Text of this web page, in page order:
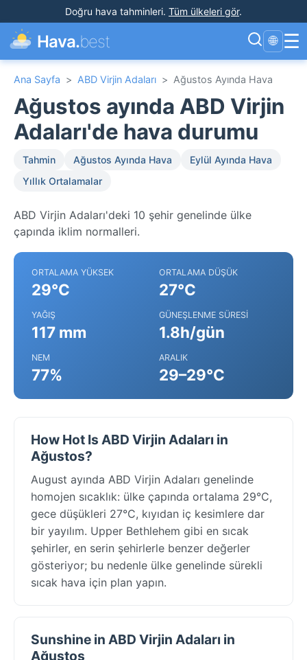
Doğru hava tahminleri. Tüm ülkeleri gör.
Hava.best 🌐 ☰
Ana Sayfa > ABD Virjin Adaları > Ağustos Ayında Hava
Ağustos ayında ABD Virjin
Adaları'de hava durumu
Tahmin Ağustos Ayında Hava
Eylül Ayında Hava
Yıllık Ortalamalar
ABD Virjin Adaları'deki 10 şehir genelinde ülke
çapında iklim normalleri.
ORTALAMA YÜKSEK
29°C
ORTALAMA DÜŞÜK
27°C
YAĞIŞ
117 mm
GÜNEŞLENME SÜRESI
1.8h/gün
NEM
77%
ARALIK
29–29°C
How Hot Is ABD Virjin Adaları in
Ağustos?
August ayında ABD Virjin Adaları genelinde
homojen sıcaklık: ülke çapında ortalama 29°C,
gece düşükleri 27°C, kıyıdan iç kesimlere dar
bir yayılım. Upper Bethlehem gibi en sıcak
şehirler, en serin şehirlerle benzer değerler
gösteriyor; bu nedenle ülke genelinde sürekli
sıcak hava için plan yapın.
Sunshine in ABD Virjin Adaları in
Ağustos